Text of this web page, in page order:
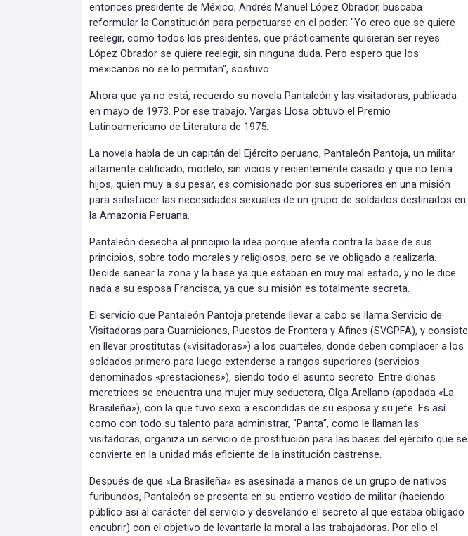
entonces presidente de México, Andrés Manuel López Obrador, buscaba
reformular la Constitución para perpetuarse en el poder: "Yo creo que se quiere
reelegir, como todos los presidentes, que prácticamente quisieran ser reyes.
López Obrador se quiere reelegir, sin ninguna duda. Pero espero que los
mexicanos no se lo permitan", sostuvo.
Ahora que ya no está, recuerdo su novela Pantaleón y las visitadoras, publicada
en mayo de 1973. Por ese trabajo, Vargas Llosa obtuvo el Premio
Latinoamericano de Literatura de 1975.
La novela habla de un capitán del Ejército peruano, Pantaleón Pantoja, un militar
altamente calificado, modelo, sin vicios y recientemente casado y que no tenía
hijos, quien muy a su pesar, es comisionado por sus superiores en una misión
para satisfacer las necesidades sexuales de un grupo de soldados destinados en
la Amazonía Peruana.
Pantaleón desecha al principio la idea porque atenta contra la base de sus
principios, sobre todo morales y religiosos, pero se ve obligado a realizarla.
Decide sanear la zona y la base ya que estaban en muy mal estado, y no le dice
nada a su esposa Francisca, ya que su misión es totalmente secreta.
El servicio que Pantaleón Pantoja pretende llevar a cabo se llama Servicio de
Visitadoras para Guarniciones, Puestos de Frontera y Afines (SVGPFA), y consiste
en llevar prostitutas («visitadoras») a los cuarteles, donde deben complacer a los
soldados primero para luego extenderse a rangos superiores (servicios
denominados «prestaciones»), siendo todo el asunto secreto. Entre dichas
meretrices se encuentra una mujer muy seductora, Olga Arellano (apodada «La
Brasileña»), con la que tuvo sexo a escondidas de su esposa y su jefe. Es así
como con todo su talento para administrar, "Panta", como le llaman las
visitadoras, organiza un servicio de prostitución para las bases del ejército que se
convierte en la unidad más eficiente de la institución castrense.
Después de que «La Brasileña» es asesinada a manos de un grupo de nativos
furibundos, Pantaleón se presenta en su entierro vestido de militar (haciendo
público así al carácter del servicio y desvelando el secreto al que estaba obligado
encubrir) con el objetivo de levantarle la moral a las trabajadoras. Por ello el